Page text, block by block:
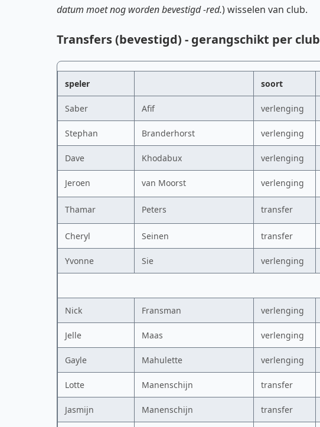
datum moet nog worden bevestigd -red.) wisselen van club.
Transfers (bevestigd) - gerangschikt per club
speler soort
Saber Afif verlenging
Stephan Branderhorst verlenging
Dave Khodabux verlenging
Jeroen van Moorst verlenging
Thamar Peters transfer
Cheryl Seinen transfer
Yvonne Sie verlenging
Nick Fransman verlenging
Jelle Maas verlenging
Gayle Mahulette verlenging
Lotte Manenschijn transfer
Jasmijn Manenschijn transfer